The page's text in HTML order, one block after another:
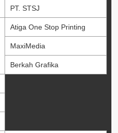
PT. STSJ
Atiga One Stop Printing
MaxiMedia
Berkah Grafika